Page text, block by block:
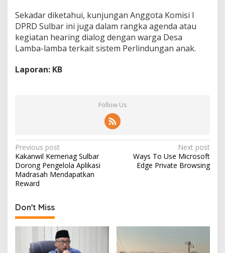
Sekadar diketahui, kunjungan Anggota Komisi I
DPRD Sulbar ini juga dalam rangka agenda atau
kegiatan hearing dialog dengan warga Desa
Lamba-lamba terkait sistem Perlindungan anak.
Laporan: KB
Follow Us
P
o
s
t
n
a
Previous post
Kakanwil Kemenag Sulbar
Dorong Pengelola Aplikasi
Madrasah Mendapatkan
Reward
Next post
Ways To Use Microsoft
Edge Private Browsing
Don't Miss